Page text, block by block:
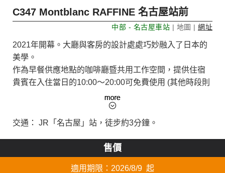
C347 Montblanc RAFFINE 名古屋站前
中部 - 名古屋車站 | 地圖 | 網址
2021年開幕。大廳與客房的設計處處巧妙融入了日本的
美學。
作為早餐供應地點的咖啡廳暨共用工作空間，提供住宿
貴賓在入住當日的10:00～20:00可免費使用 (其他時段則
交通： JR「名古屋」站，徒步約3分鐘。
售價
適用期限：2026/8/9 起